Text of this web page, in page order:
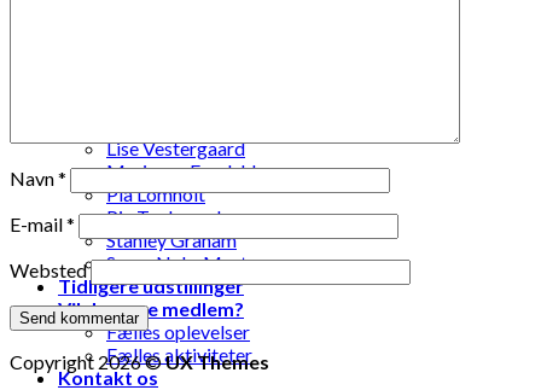
Lise Vestergaard
Marianne Engdahl
Pia Lomholt
Pia Teglgaard
Stanley Graham
Susse Nøhr Mastrup
Tidligere udstillinger
Vil du være medlem?
Fælles oplevelser
Fælles aktiviteter
Kontakt os
Navn*
E-mail*
Websted
Copyright 2026 ©UX Themes